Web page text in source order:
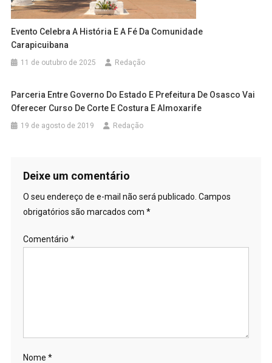
Evento Celebra A História E A Fé Da Comunidade
Carapicuibana
11 de outubro de 2025 Redação
Parceria Entre Governo Do Estado E Prefeitura De Osasco Vai
Oferecer Curso De Corte E Costura E Almoxarife
19 de agosto de 2019 Redação
Deixe um comentário
O seu endereço de e-mail não será publicado. Campos
obrigatórios são marcados com *
Comentário *
Nome *